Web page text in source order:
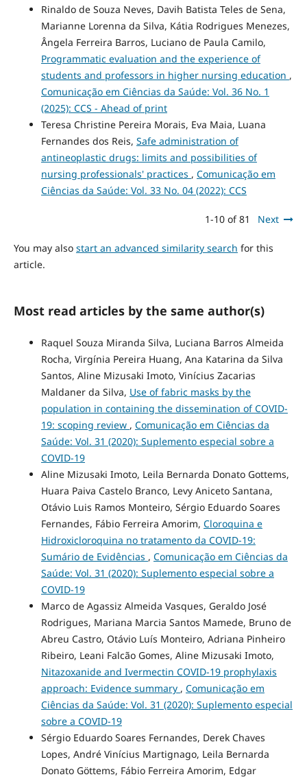
Rinaldo de Souza Neves, Davih Batista Teles de Sena,
Marianne Lorenna da Silva, Kátia Rodrigues Menezes,
Ângela Ferreira Barros, Luciano de Paula Camilo,
Programmatic evaluation and the experience of
students and professors in higher nursing education ,
Comunicação em Ciências da Saúde: Vol. 36 No. 1
(2025): CCS - Ahead of print
Teresa Christine Pereira Morais, Eva Maia, Luana
Fernandes dos Reis, Safe administration of
antineoplastic drugs: limits and possibilities of
nursing professionals' practices , Comunicação em
Ciências da Saúde: Vol. 33 No. 04 (2022): CCS
1-10 of 81 Next
You may also start an advanced similarity search for this
article.
Most read articles by the same author(s)
Raquel Souza Miranda Silva, Luciana Barros Almeida
Rocha, Virgínia Pereira Huang, Ana Katarina da Silva
Santos, Aline Mizusaki Imoto, Vinícius Zacarias
Maldaner da Silva, Use of fabric masks by the
population in containing the dissemination of COVID-
19: scoping review , Comunicação em Ciências da
Saúde: Vol. 31 (2020): Suplemento especial sobre a
COVID-19
Aline Mizusaki Imoto, Leila Bernarda Donato Gottems,
Huara Paiva Castelo Branco, Levy Aniceto Santana,
Otávio Luis Ramos Monteiro, Sérgio Eduardo Soares
Fernandes, Fábio Ferreira Amorim, Cloroquina e
Hidroxicloroquina no tratamento da COVID-19:
Sumário de Evidências , Comunicação em Ciências da
Saúde: Vol. 31 (2020): Suplemento especial sobre a
COVID-19
Marco de Agassiz Almeida Vasques, Geraldo José
Rodrigues, Mariana Marcia Santos Mamede, Bruno de
Abreu Castro, Otávio Luís Monteiro, Adriana Pinheiro
Ribeiro, Leani Falcão Gomes, Aline Mizusaki Imoto,
Nitazoxanide and Ivermectin COVID-19 prophylaxis
approach: Evidence summary , Comunicação em
Ciências da Saúde: Vol. 31 (2020): Suplemento especial
sobre a COVID-19
Sérgio Eduardo Soares Fernandes, Derek Chaves
Lopes, André Vinícius Martignago, Leila Bernarda
Donato Göttems, Fábio Ferreira Amorim, Edgar